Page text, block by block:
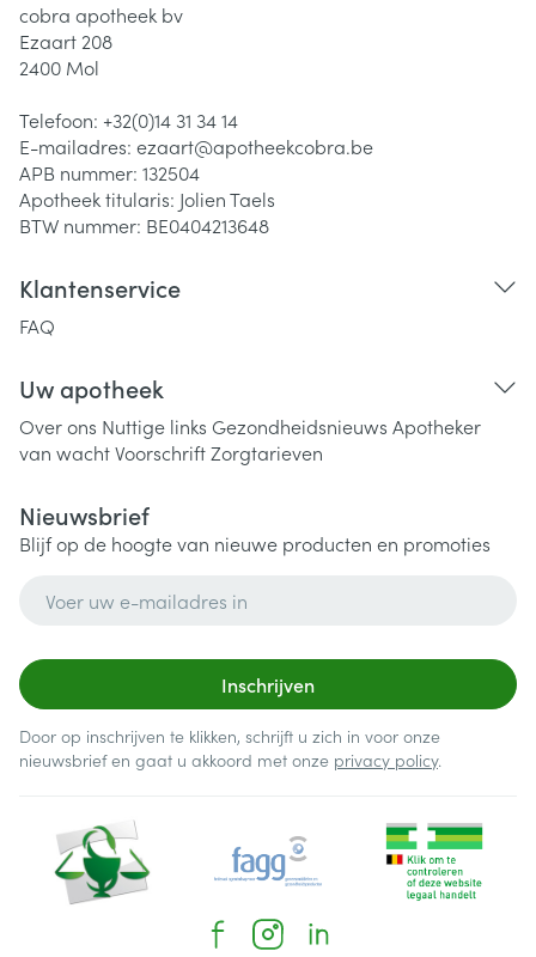
cobra apotheek bv
Ezaart 208
2400 Mol
Telefoon: +32(0)14 31 34 14
E-mailadres: ezaart@apotheekcobra.be
APB nummer: 132504
Apotheek titularis: Jolien Taels
BTW nummer: BE0404213648
Klantenservice
FAQ
Uw apotheek
Over ons Nuttige links Gezondheidsnieuws Apotheker
van wachtVoorschriftZorgtarieven
Nieuwsbrief
Blijf op de hoogte van nieuwe producten en promoties
Inschrijven
Door op inschrijven te klikken, schrijft u zich in voor onze
nieuwsbrief en gaat u akkoord met onze privacy policy.